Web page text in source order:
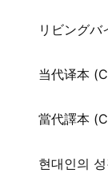
リビングバ
当代译本
當代譯本
현대인의